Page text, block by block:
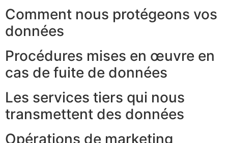
Comment nous protégeons vos
données
Procédures mises en œuvre en
cas de fuite de données
Les services tiers qui nous
transmettent des données
Opérations de marketing